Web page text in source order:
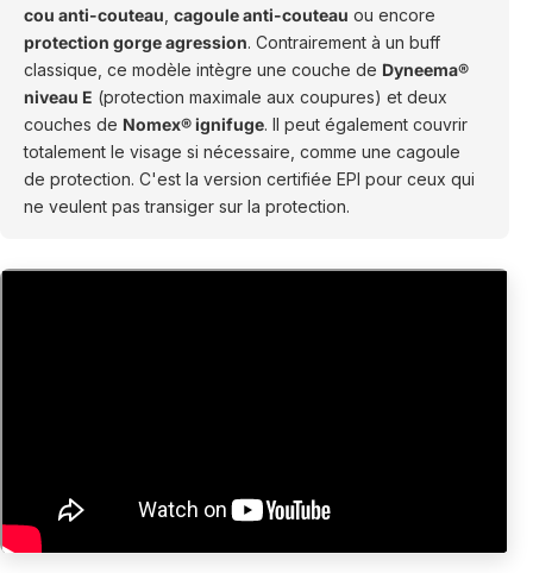
cou anti-couteau cagoule anti-couteau ou encore
protection gorge agression. Contrairement à un buff
classique, ce modèle intègre une couche de Dyneema®
niveau E (protection maximale aux coupures) et deux
couches de Nomex® ignifuge. Il peut également couvrir
totalement le visage si nécessaire, comme une cagoule
de protection. C'est la version certifiée EPI pour ceux qui
ne veulent pas transiger sur la protection.